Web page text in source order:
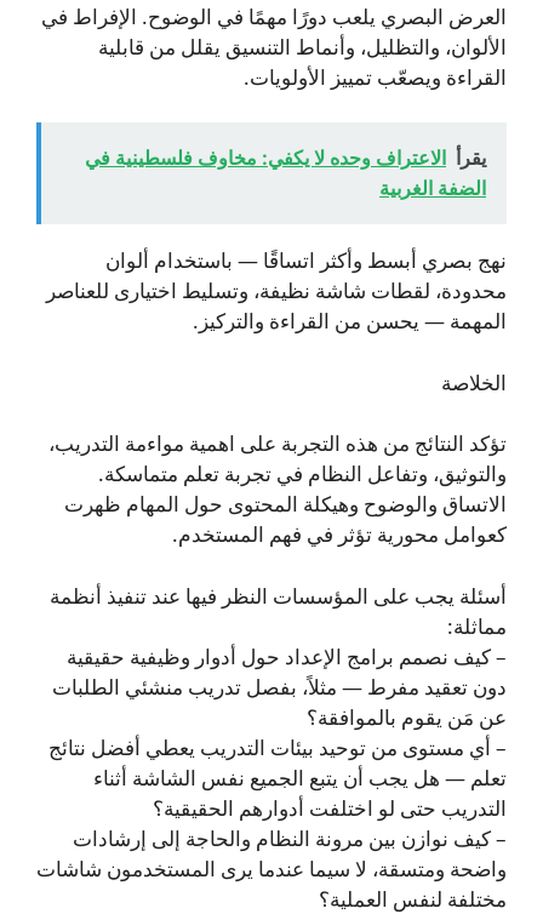
العرض البصري يلعب دورًا مهمًا في الوضوح. الإفراط في
الألوان، والتظليل، وأنماط التنسيق يقلل من قابلية
القراءة ويصعّب تمييز الأولويات.
يقرأ الاعتراف وحده لا يكفي: مخاوف فلسطينية في
الضفة الغربية
نهج بصري أبسط وأكثر اتساقًا — باستخدام ألوان
محدودة، لقطات شاشة نظيفة، وتسليط اختيارى للعناصر
المهمة — يحسن من القراءة والتركيز.
الخلاصة
تؤكد النتائج من هذه التجربة على اهمية مواءمة التدريب،
والتوثيق، وتفاعل النظام في تجربة تعلم متماسكة.
الاتساق والوضوح وهيكلة المحتوى حول المهام ظهرت
كعوامل محورية تؤثر في فهم المستخدم.
أسئلة يجب على المؤسسات النظر فيها عند تنفيذ أنظمة
مماثلة:
– كيف نصمم برامج الإعداد حول أدوار وظيفية حقيقية
دون تعقيد مفرط — مثلاً، بفصل تدريب منشئي الطلبات
عن مَن يقوم بالموافقة؟
– أي مستوى من توحيد بيئات التدريب يعطي أفضل نتائج
تعلم — هل يجب أن يتبع الجميع نفس الشاشة أثناء
التدريب حتى لو اختلفت أدوارهم الحقيقية؟
– كيف نوازن بين مرونة النظام والحاجة إلى إرشادات
واضحة ومتسقة، لا سيما عندما يرى المستخدمون شاشات
مختلفة لنفس العملية؟